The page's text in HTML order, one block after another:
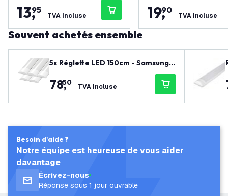
13,
95
TVA incluse 19,
90
TVA incluse
Souvent achetés ensemble
5x Réglette LED 150cm - Samsung L
ED - 40W - 4000K - 5 ans de garan
tie
78,
50 TVA incluse
Besoin d'aide ?
Notre équipe est heureuse de vous aider
davantage
Écrivez-nous
Réponse sous 1 jour ouvrable